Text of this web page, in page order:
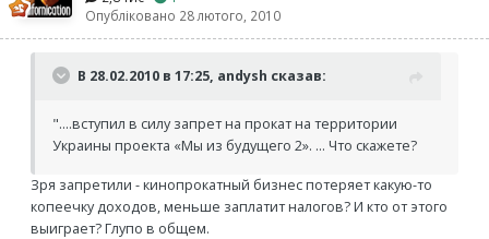
Опубліковано 28 лютого, 2010
В 28.02.2010 в 17:25, andysh сказав:
"....вступил в силу запрет на прокат на территории
Украины проекта «Мы из будущего 2». ... Что скажете?
Зря запретили - кинопрокатный бизнес потеряет какую-то
копеечку доходов, меньше заплатит налогов? И кто от этого
выиграет? Глупо в общем.